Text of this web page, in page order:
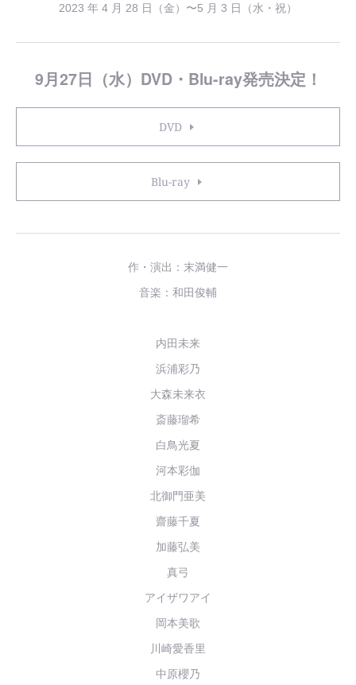
2023 年 4 月 28 日（金）〜5 月 3 日（水・祝）
9月27日（水）DVD・Blu-ray発売決定！
DVD
Blu-ray
作・演出：末満健一
音楽：和田俊輔
内田未来
浜浦彩乃
大森未来衣
斎藤瑠希
白鳥光夏
河本彩伽
北御門亜美
齋藤千夏
加藤弘美
真弓
アイザワアイ
岡本美歌
川崎愛香里
中原櫻乃